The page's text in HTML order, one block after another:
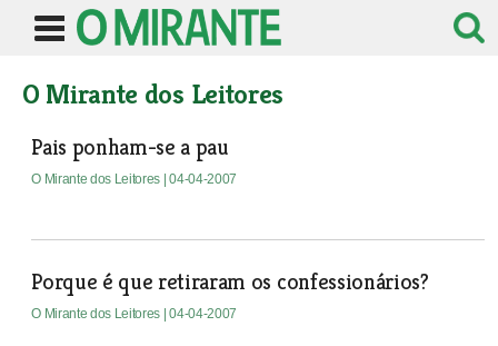
O Mirante dos Leitores
Pais ponham-se a pau
O Mirante dos Leitores | 04-04-2007
Porque é que retiraram os confessionários?
O Mirante dos Leitores | 04-04-2007